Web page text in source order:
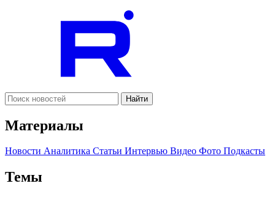
Найти
Материалы
Новости Аналитика Статьи Интервью Видео Фото Подкасты
Темы